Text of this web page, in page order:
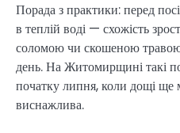
Порада з практики: перед
в теплій воді — схожість
соломою чи скошеною
день. На Житомирщині такі
початку липня, коли дощі ще
виснажлива.